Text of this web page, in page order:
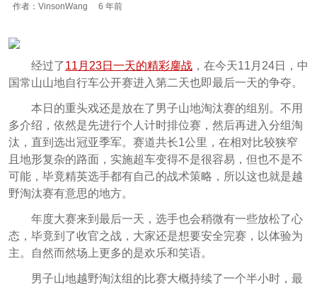
作者：VinsonWang 6 年前
经过了11月23日一天的精彩鏖战，在今天11月24日，中
国常山山地自行车公开赛进入第二天也即最后一天的争夺。
本日的重头戏还是放在了男子山地淘汰赛的组别。不用
多介绍，依然是先进行个人计时排位赛，然后再进入分组淘
汰，直到选出冠亚季军。赛道共长1公里，在相对比较狭窄
且地形复杂的路面，实施超车变得不是很容易，但也不是不
可能，毕竟精英选手都有自己的战术策略，所以这也就是越
野淘汰赛有意思的地方。
年度大赛来到最后一天，选手也会稍微有一些放松了心
态，毕竟到了收官之战，大家还是想要安全完赛，以体验为
主。自然而然场上更多的是欢乐和笑语。
男子山地越野淘汰组的比赛大概持续了一个半小时，最